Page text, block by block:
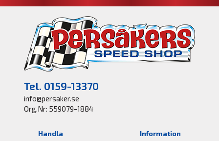
Tel. 0159-13370
info@persaker.se
Org.Nr: 559079-1884
Handla Information